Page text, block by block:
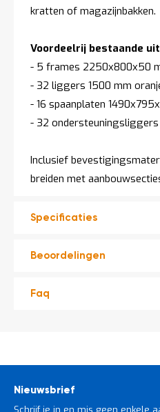
kratten of magazijnbakken.
Voordeelrij bestaande
- 5 frames 2250x800x50
- 32 liggers 1500 mm
- 16 spaanplaten
- 32
Inclusief
breiden met
Specificaties
Beoordelingen
Faq
Nieuwsbrief
Schrijf je in en mis geen enkele